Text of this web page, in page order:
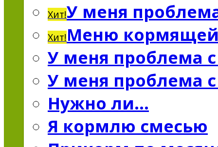
Хит!У меня
Хит!Меню
У меня проблема
У меня проблема
Нужно ли…
Я кормлю смесью